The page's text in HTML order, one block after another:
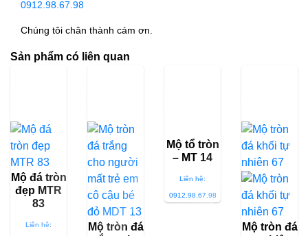
0912.98.67.98
Chúng tôi chân thành cám ơn.
Sản phẩm có liên quan
Mộ đá tròn
đẹp MTR
83
Liên hệ:
Mộ tròn đá
Mộ tổ tròn
– MT 14
Liên hệ:
0912.98.67.98
Mộ tròn đá